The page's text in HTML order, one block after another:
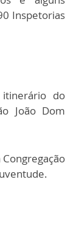
Inspetorias
do
João Dom